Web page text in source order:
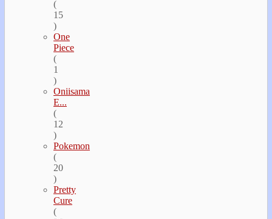
(
15
)
One
Piece
(
1
)
Oniisama
E...
(
12
)
Pokemon
(
20
)
Pretty
Cure
(